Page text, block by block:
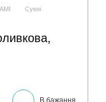
Сукні
В бажання